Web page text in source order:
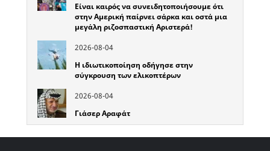
Είναι καιρός να συνειδητοποιήσουμε ότι
στην Αμερική παίρνει σάρκα και οστά μια
μεγάλη ριζοσπαστική Αριστερά!
2026-08-04
Η ιδιωτικοποίηση οδήγησε στην
σύγκρουση των ελικοπτέρων
2026-08-04
Γιάσερ Αραφάτ